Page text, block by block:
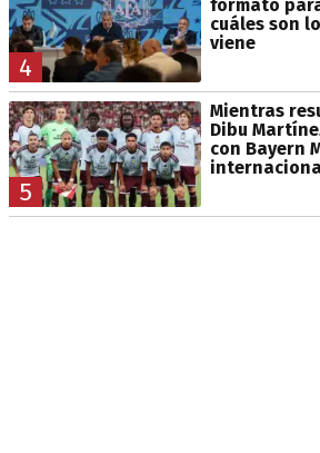
4
formato
cuáles son
viene
5
Mientras
Dibu
con Bayern